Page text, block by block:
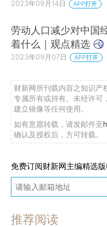
2023年09月14日 APP打开
劳动人口减少对中国
着什么｜观点精选
2023年09月07日 APP打开
财新网所刊载内容之知识产
专属所有或持有。未经许可
建立镜像等任何使用。
如有意愿转载，请发邮件至
确认及授权后，方可转载。
免费订阅财新网主编精选
推荐阅读